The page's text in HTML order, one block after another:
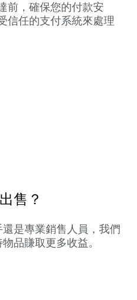
前，確保您的付款安
信任的支付系統來處理
售？
是專業銷售人員，我們
品賺取更多收益。